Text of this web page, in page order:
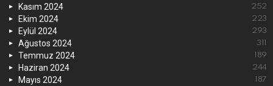
Kasım 2024 252
Ekim 2024 223
Eylül 2024 293
Ağustos 2024 311
Temmuz 2024 189
Haziran 2024 244
Mayıs 2024 187